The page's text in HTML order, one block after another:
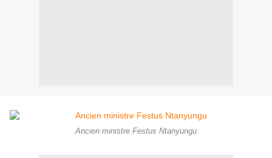
Ancien ministre Festus Ntanyungu